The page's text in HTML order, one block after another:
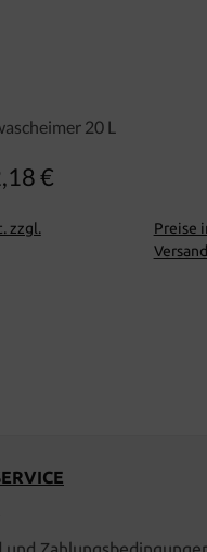
20 L
Regulärer Preis:
€
zzgl.
Preise